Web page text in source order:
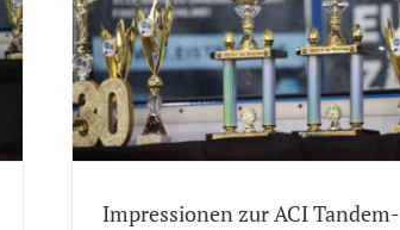
Impressionen zur ACI Tandem-